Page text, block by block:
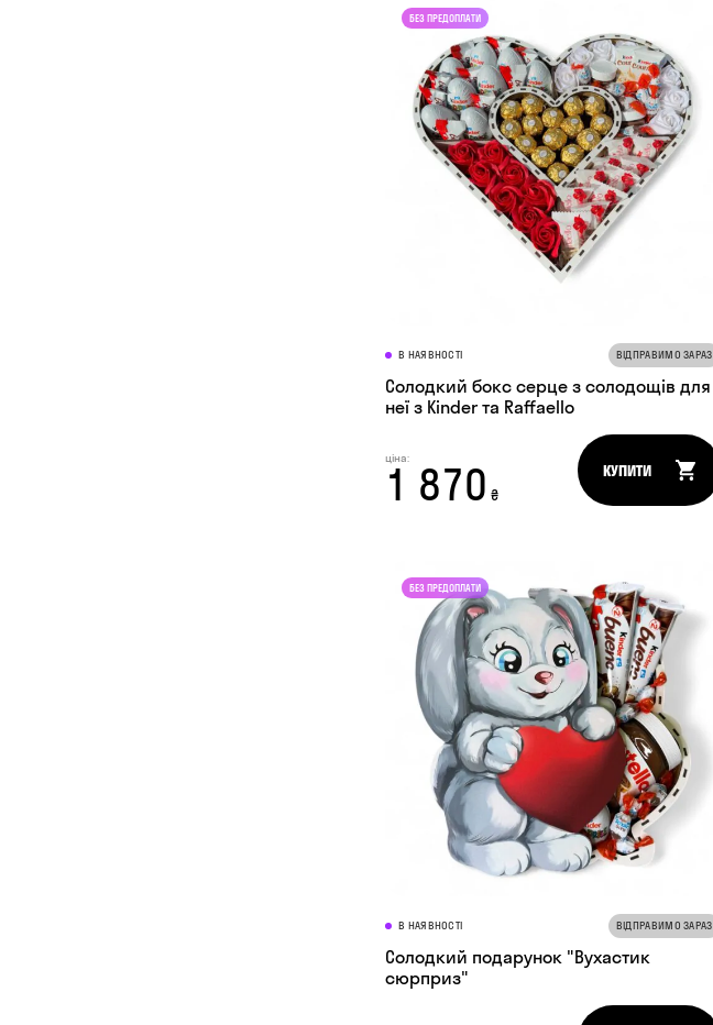
В НАЯВНОСТІ ВІДПРАВИМО ЗАРАЗ
Солодкий бокс серце з солодощів для
неї з Kinder та Raffaello
ціна:
1 870 ₴
КУПИТИ
В НАЯВНОСТІ ВІДПРАВИМО ЗАРАЗ
Солодкий подарунок "Вухастик
сюрприз"